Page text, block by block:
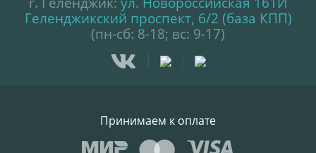
Геленджикский проспект, 6/2 (база КПП)
(пн-сб: 8-18; вс: 9-17)
Принимаем к оплате